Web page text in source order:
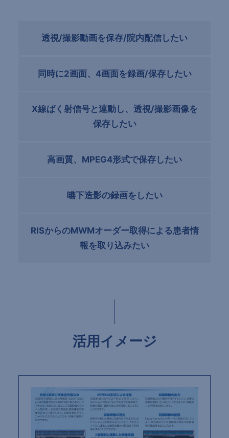
透視/撮影動画を保存/院内配信したい
同時に2画面、4画面を録画/保存したい
X線ばく射信号と連動し、透視/撮影画像を
保存したい
高画質、MPEG4形式で保存したい
嚥下造影の録画をしたい
RISからのMWMオーダー取得による患者情
報を取り込みたい
活用イメージ